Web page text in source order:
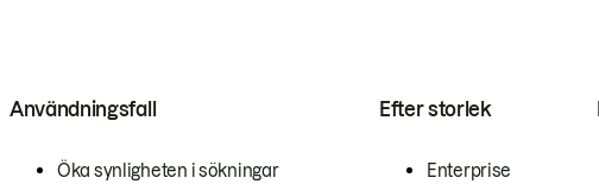
Användningsfall
Öka synligheten i sökningar
Efter storlek
Enterprise